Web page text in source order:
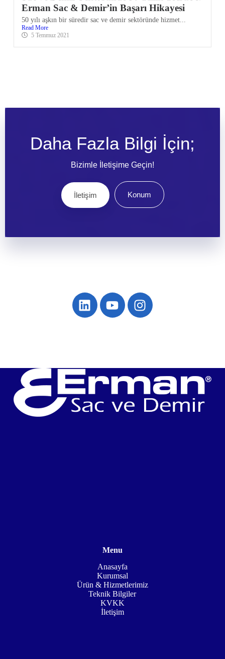
Erman Sac & Demir’in Başarı Hikayesi
50 yılı aşkın bir süredir sac ve demir sektöründe hizmet...
Read More
5 Temmuz 2021
Daha Fazla Bilgi İçin;
Bizimle İletişime Geçin!
İletişim Konum
Menu
Anasayfa
Kurumsal
Ürün & Hizmetlerimiz
Teknik Bilgiler
KVKK
İletişim